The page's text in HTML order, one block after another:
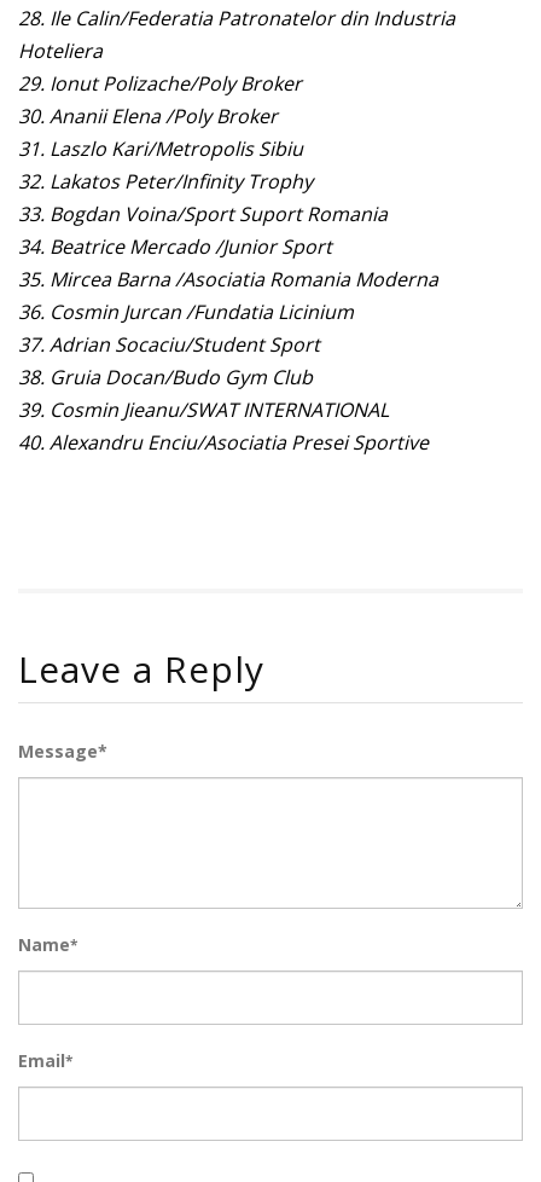
28. Ile Calin/Federatia Patronatelor din Industria
Hoteliera
29. Ionut Polizache/Poly Broker
30. Ananii Elena /Poly Broker
31. Laszlo Kari/Metropolis Sibiu
32. Lakatos Peter/Infinity Trophy
33. Bogdan Voina/Sport Suport Romania
34. Beatrice Mercado /Junior Sport
35. Mircea Barna /Asociatia Romania Moderna
36. Cosmin Jurcan /Fundatia Licinium
37. Adrian Socaciu/Student Sport
38. Gruia Docan/Budo Gym Club
39. Cosmin Jieanu/SWAT INTERNATIONAL
40. Alexandru Enciu/Asociatia Presei Sportive
Leave a Reply
Message*
Name*
Email*